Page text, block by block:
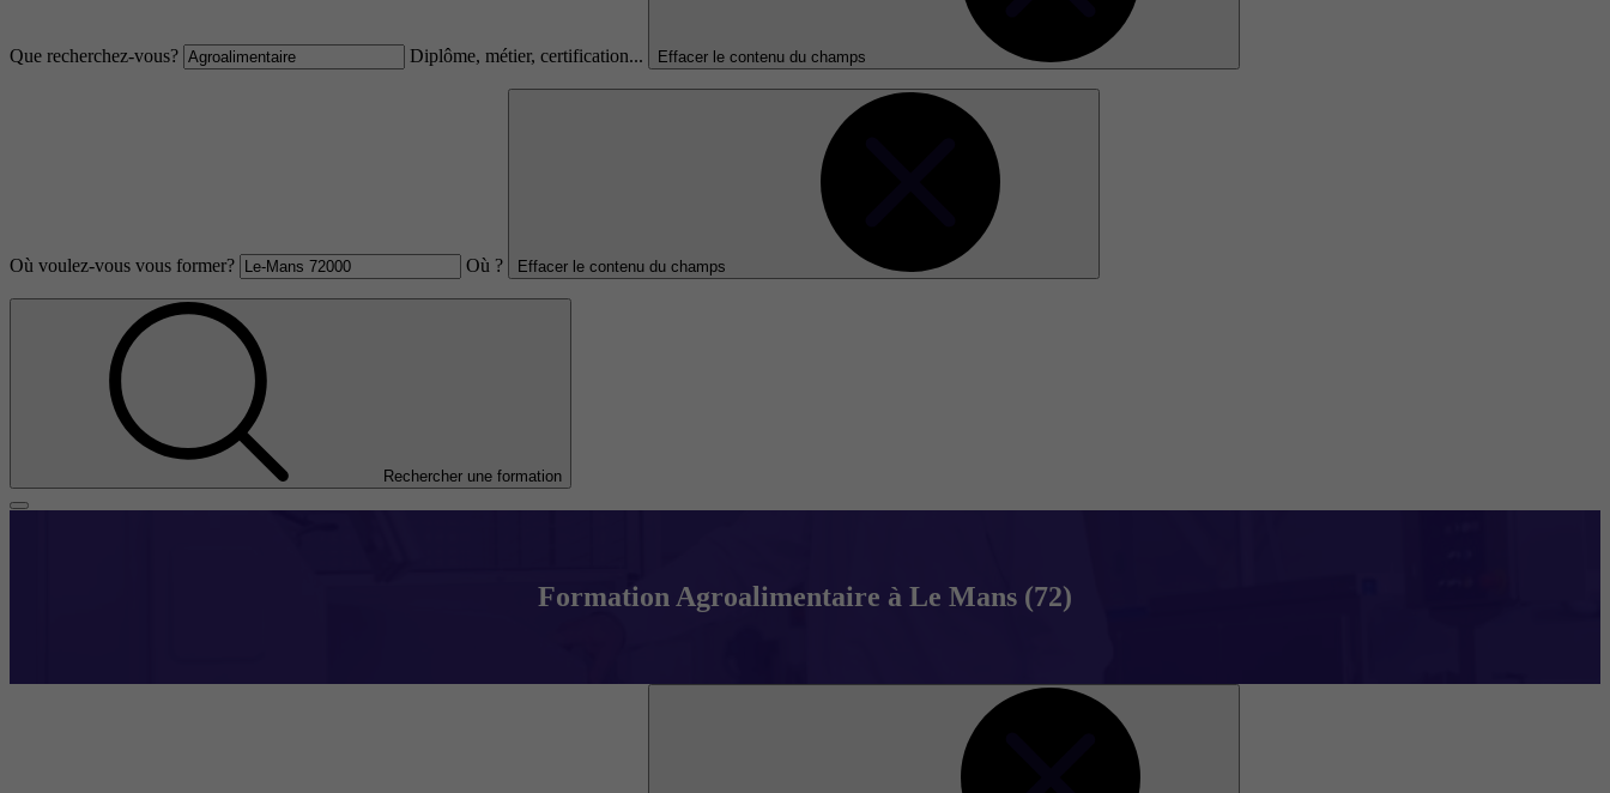
Que recherchez-vous? Diplôme, métier, certification... Effacer le contenu du champs
Où voulez-vous vous former? Où ? Effacer le contenu du champs
Rechercher une formation
Formation Agroalimentaire à Le Mans (72)